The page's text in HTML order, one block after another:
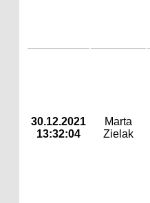
30.12.2021
13:32:04
Marta
Zielak